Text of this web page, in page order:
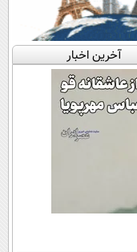
آخرین اخبار